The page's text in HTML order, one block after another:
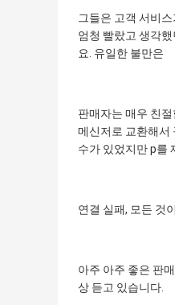
그들은 고객 서비
엄청 빨랐고 생각
요. 유일한 불만은
판매자는 매우 친
메신저로 교환해서
수가 있었지만 p를
연결 실패, 모든 것
아주 아주 좋은 판
상 듣고 있습니다.